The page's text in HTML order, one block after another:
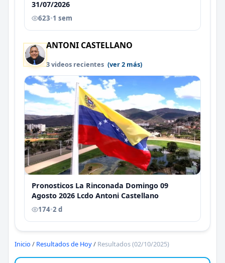
31/07/2026
623•1 sem
ANTONI CASTELLANO
3 videos recientes (ver 2 más)
Pronosticos La Rinconada Domingo 09
Agosto 2026 Lcdo Antoni Castellano
174•2 d
Inicio / Resultados de Hoy/ Resultados (02/10/2025)